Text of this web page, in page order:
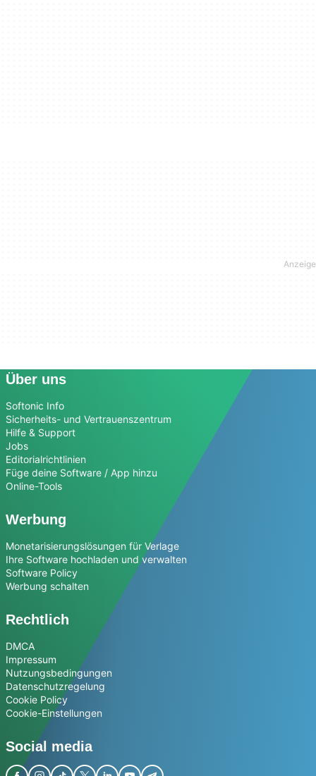
Über uns
Softonic Info
Sicherheits- und Vertrauenszentrum
Hilfe & Support
Jobs
Editorialrichtlinien
Füge deine Software / App hinzu
Online-Tools
Werbung
Monetarisierungslösungen für Verlage
Ihre Software hochladen und verwalten
Software Policy
Werbung schalten
Rechtlich
DMCA
Impressum
Nutzungsbedingungen
Datenschutzregelung
Cookie Policy
Cookie-Einstellungen
Social media